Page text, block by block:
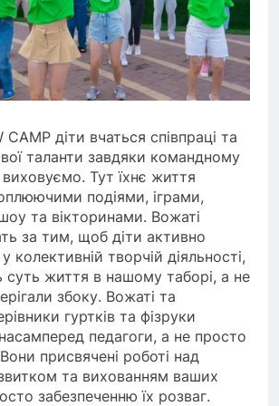
CAMP діти вчаться співпраці та
таланти завдяки командному
Тут їхнє життя
подіями, іграми,
та вікторинами. Вожаті
за тим, щоб діти активно
колективній творчій діяльності,
суть життя в нашому таборі, а не
збоку. Вожаті та
гуртків та фізруки
насамперед педагоги, а не просто
присвячені роботі над
та вихованням ваших
забезпеченню їх розваг.